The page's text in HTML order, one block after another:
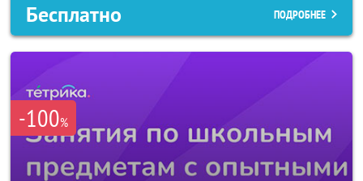
Бесплатно ПОДРОБНЕЕ
-100%